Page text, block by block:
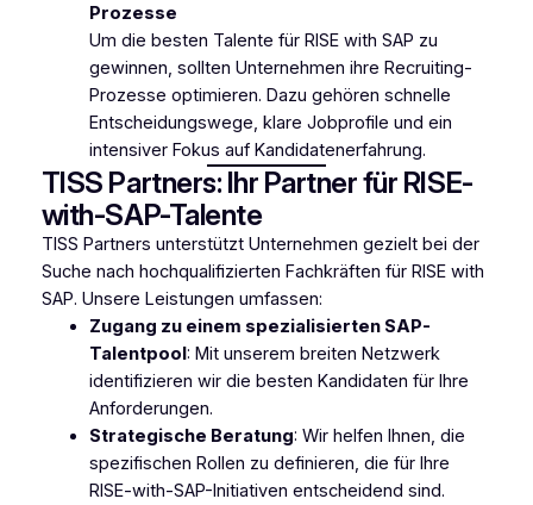
Prozesse
Um die besten Talente für RISE with SAP zu
gewinnen, sollten Unternehmen ihre Recruiting-
Prozesse optimieren. Dazu gehören schnelle
Entscheidungswege, klare Jobprofile und ein
intensiver Fokus auf Kandidatenerfahrung.
TISS Partners: Ihr Partner für RISE-
with-SAP-Talente
TISS Partners unterstützt Unternehmen gezielt bei der
Suche nach hochqualifizierten Fachkräften für RISE with
SAP. Unsere Leistungen umfassen:
Zugang zu einem spezialisierten SAP-
Talentpool: Mit unserem breiten Netzwerk
identifizieren wir die besten Kandidaten für Ihre
Anforderungen.
Strategische Beratung: Wir helfen Ihnen, die
spezifischen Rollen zu definieren, die für Ihre
RISE-with-SAP-Initiativen entscheidend sind.